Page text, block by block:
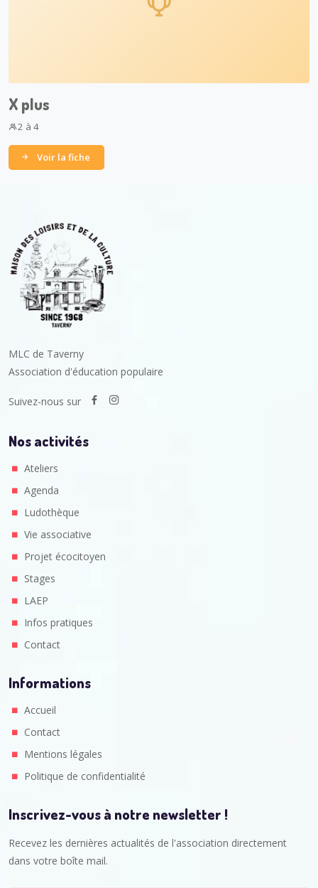
X plus
2 à 4
Voir la fiche
MLC de Taverny
Association d'éducation populaire
Suivez-nous sur
Nos activités
Ateliers
Agenda
Ludothèque
Vie associative
Projet écocitoyen
Stages
LAEP
Infos pratiques
Contact
Informations
Accueil
Contact
Mentions légales
Politique de confidentialité
Inscrivez-vous à notre newsletter !
Recevez les dernières actualités de l'association directement
dans votre boîte mail.